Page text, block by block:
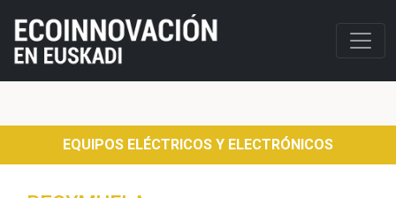
EQUIPOS ELÉCTRICOS Y ELECTRÓNICOS